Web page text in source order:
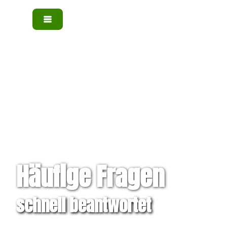
Häufige Fragen
schnell beantwortet